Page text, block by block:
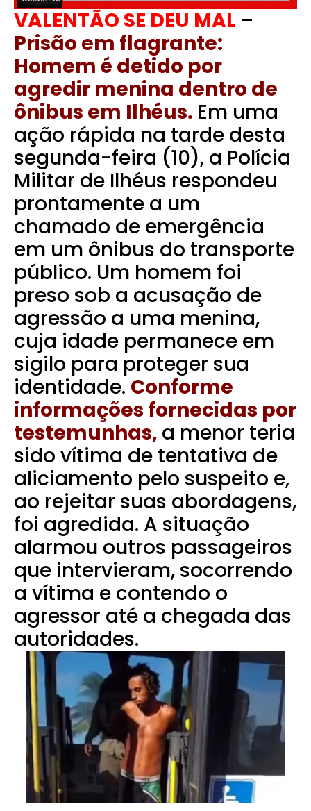
VALENTÃO SE DEU MAL –
Prisão em flagrante:
Homem é detido por
agredir menina dentro de
ônibus em Ilhéus. Em uma
ação rápida na tarde desta
segunda-feira (10), a Polícia
Militar de Ilhéus respondeu
prontamente a um
chamado de emergência
em um ônibus do transporte
público. Um homem foi
preso sob a acusação de
agressão a uma menina,
cuja idade permanece em
sigilo para proteger sua
identidade. Conforme
informações fornecidas por
testemunhas, a menor teria
sido vítima de tentativa de
aliciamento pelo suspeito e,
ao rejeitar suas abordagens,
foi agredida. A situação
alarmou outros passageiros
que intervieram, socorrendo
a vítima e contendo o
agressor até a chegada das
autoridades.